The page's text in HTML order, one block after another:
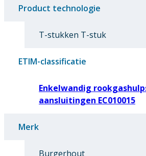
Product technologie
T-stukken T-stuk
ETIM-classificatie
Enkelwandig
aansluitingen EC010015
Merk
Burgerhout